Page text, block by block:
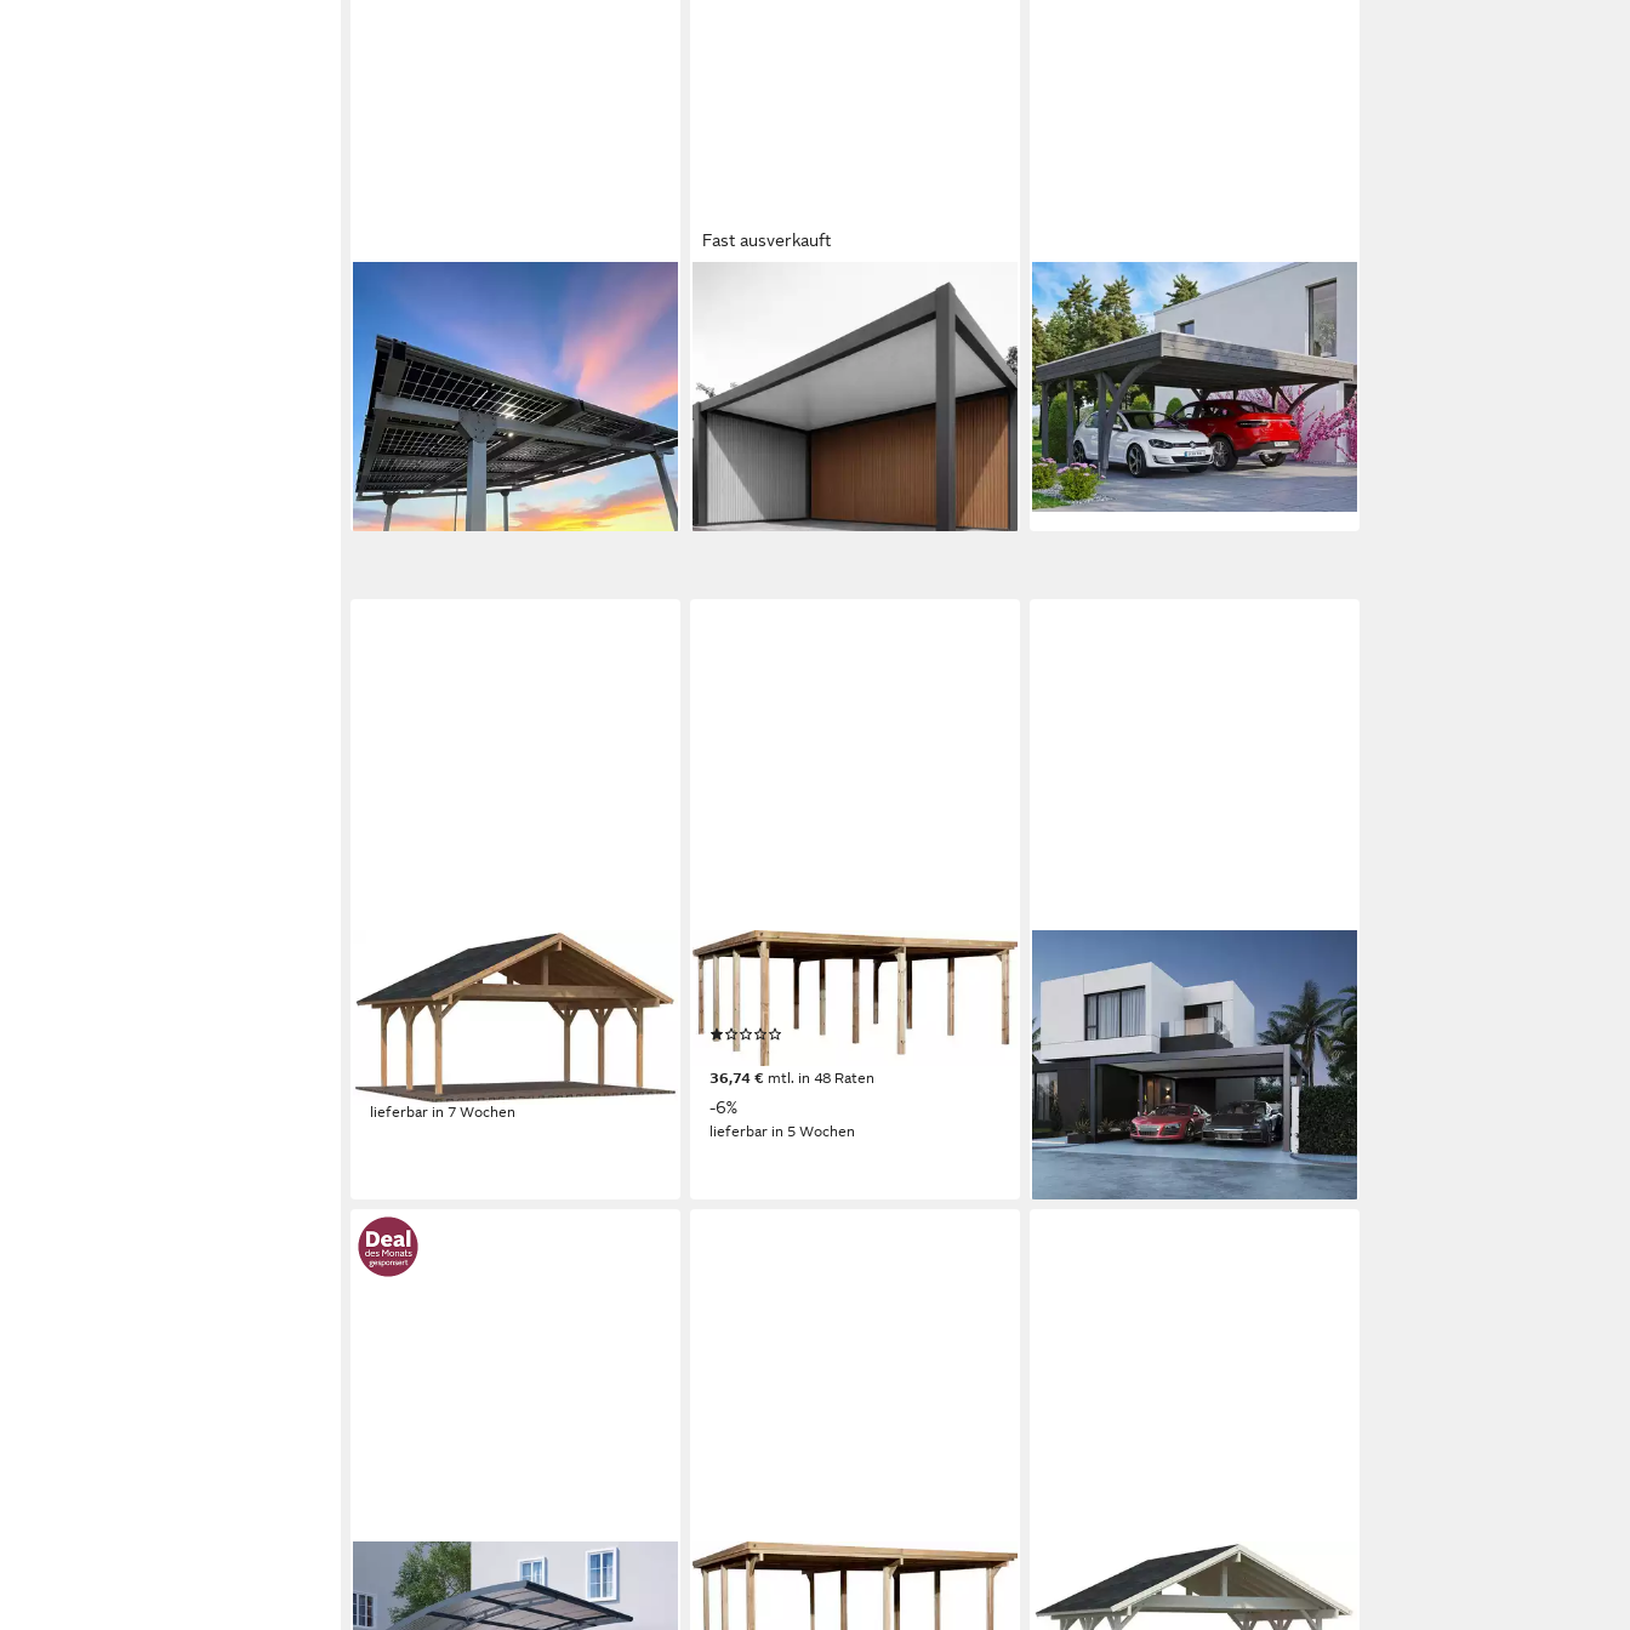
Doppelcarport Carport Gestell für 2
Autos inkl. 15 Solarmodule, Silber
4.984,00 € UVP5.499,00 €
144,70 €mtl. in 48 Raten
-9%
lieferbar - in 7-9 Werktagen bei dir
Fast ausverkauft
Anlehncarport Weide WPC Holz
Optik Wand für Carport 5,3 Meter,
BxT: 496x4 cm, 237 cm
Einfahrtshöhe
1.699,00 € UVP2.699,00 €
49,33 €
-37%
lieferbar - in 8-10 Werktagen bei dir
SKANHOLZ
Doppelcarport Friesland Set 8, BxT:
557x555 cm, 221 cm Einfahrtshöhe
4.882,85 € UVP
5.299,00 €
141,76 €mtl. in 48 Raten
-8%
lieferbar in 6 Wochen
PALMAKO
Doppelcarport Robert, BxT: 635x510
cm
4.728,39 €
-9%
lieferbar in 7 Wochen
WEKA
Doppelcarport 618 Gr.2, BxT:
603x612 cm, 215 cm Einfahrtshöhe
(1)
1.265,32 €
1.349,00 €
36,74 € mtl. in 48 Raten
-6%
lieferbar in 5 Wochen
Doppelcarport Autoüberdachung
Carport Garage Pergola Aluminium 6
x 5,3 M anthrazit, BxT: 530x600 cm,
255 cm Einfahrtshöhe
8.289,00 € UVP
12.899,00 €
240,65 €mtl. in 48 Raten
-36%
lieferbar - in 8-10 Werktagen bei dir
PALRAM - CANOPIA
Einzelcarport Arizona, BxT: 289x495
cm, 205 cm Einfahrtshöhe, 100% UV-
WEKA
Doppelcarport 618 Gr.1, BxT:
603x512 cm, 215 cm Einfahrtshöhe,
PALMAKO
Doppelcarport Robert, BxT: 635x510
cm